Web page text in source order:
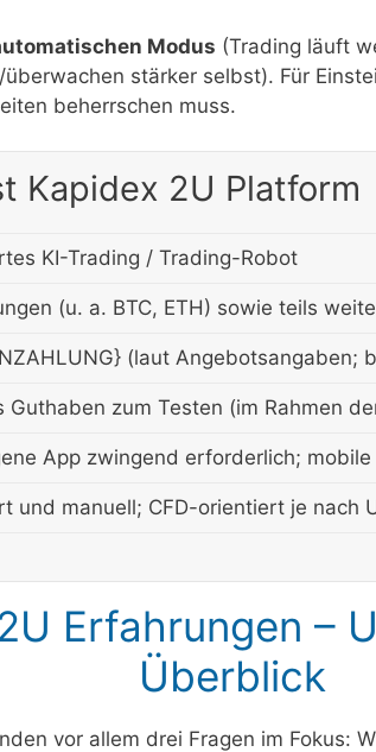
Modus (Trading läuft
stärker selbst). Für
beherrschen muss.
Kapidex 2U Platform
KI-Trading / Trading-Robot
(u. a. BTC, ETH) sowie teils
(laut Angebotsangaben;
Guthaben zum Testen (im Rahmen
App zwingend erforderlich;
und manuell; CFD-orientiert je nach
Erfahrungen –
Überblick
vor allem drei Fragen im Fokus: